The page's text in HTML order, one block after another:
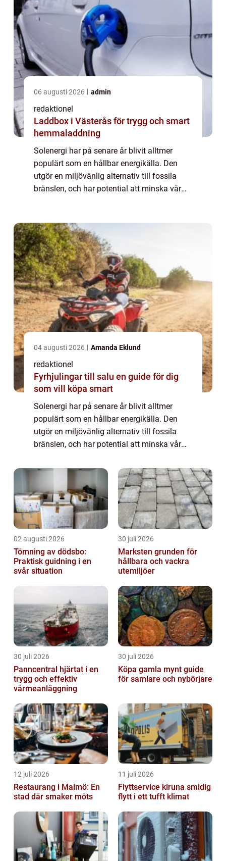
06 augusti 2026 admin
redaktionel
Laddbox i Västerås för trygg och smart
hemmaladdning
Solenergi har på senare år blivit alltmer
populärt som en hållbar energikälla. Den
utgör en miljövänlig alternativ till fossila
bränslen, och har potential att minska vår
04 augusti 2026 Amanda Eklund
redaktionel
Fyrhjulingar till salu en guide för dig
som vill köpa smart
Solenergi har på senare år blivit alltmer
populärt som en hållbar energikälla. Den
utgör en miljövänlig alternativ till fossila
bränslen, och har potential att minska vår
denna artikel kommer vi att utforska...
02 augusti 2026
Tömning av dödsbo:
Praktisk guidning i en
svår situation
30 juli 2026
Marksten grunden för
hållbara och vackra
utemiljöer
30 juli 2026
Panncentral hjärtat i en
trygg och effektiv
värmeanläggning
30 juli 2026
Köpa gamla mynt guide
för samlare och nybörjare
12 juli 2026
Restaurang i Malmö: En
stad där smaker möts
11 juli 2026
Flyttservice kiruna smidig
flytt i ett tufft klimat